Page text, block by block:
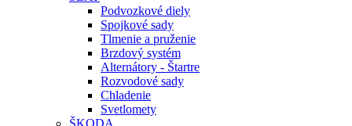
Podvozkové diely
Spojkové sady
Tlmenie a pruženie
Brzdový systém
Alternátory - Štartre
Rozvodové sady
Chladenie
Svetlomety
ŠKODA